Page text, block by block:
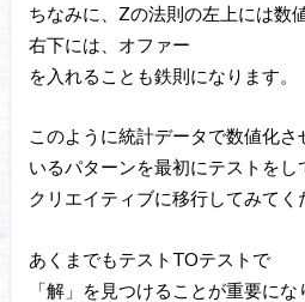
ちなみに、Zの法則の左上には数
右下には、オファー
を入れることも鉄則になります。
このように統計データで数値化さ
いるパターンを最初にテストをし
クリエイティブに移行してみてく
あくまでもテストTOテストで
「解」を見つけることが重要にな